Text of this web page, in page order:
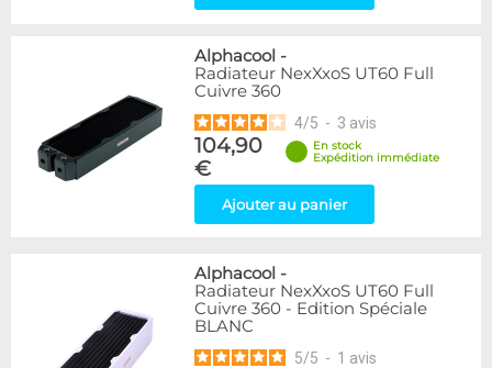
Alphacool -
Radiateur NexXxoS UT60 Full
Cuivre 360
4/5 - 3 avis
104,90
€
En stock
Expédition immédiate
Ajouter au panier
Alphacool -
Radiateur NexXxoS UT60 Full
Cuivre 360 - Edition Spéciale
BLANC
5/5 - 1 avis